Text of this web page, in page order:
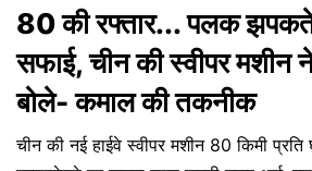
80 की रफ्तार... पलक झपकते
सफाई, चीन की स्वीपर मशीन
बोले- कमाल की तकनीक
चीन की नई हाईवे स्वीपर मशीन 80 किमी